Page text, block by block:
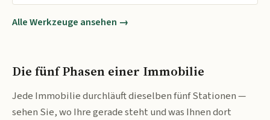
Alle Werkzeuge ansehen →
Die fünf Phasen einer Immobilie
Jede Immobilie durchläuft dieselben fünf Stationen —
sehen Sie, wo Ihre gerade steht und was Ihnen dort